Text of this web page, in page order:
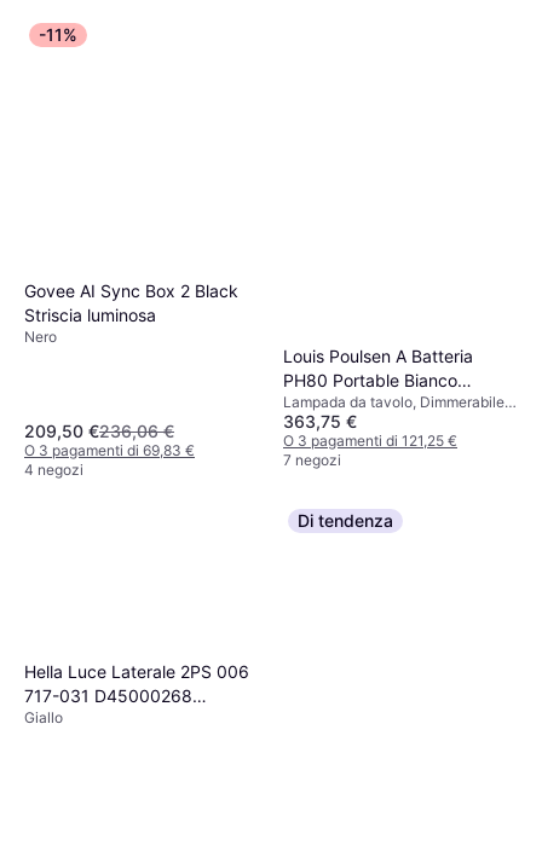
-11%
Govee AI Sync Box 2 Black
Striscia luminosa
Nero
209,50 €236,06 €
O 3 pagamenti di 69,83 €
4 negozi
Louis Poulsen A Batteria
PH80 Portable Bianco
Opalino Lampada da tavolo
Lampada da tavolo, Dimmerabile,
Bianco, Plastica, Alluminio, Vetro,
Classe IP: IP44
363,75 €
O 3 pagamenti di 121,25 €
7 negozi
Hella Luce Laterale 2PS 006
717-031 D45000268
4108228A 14090000
Giallo
Di tendenza